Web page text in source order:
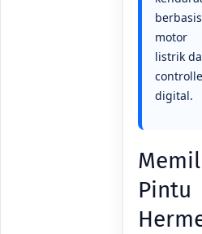
berbasis
motor
listrik
digital.
Pintu